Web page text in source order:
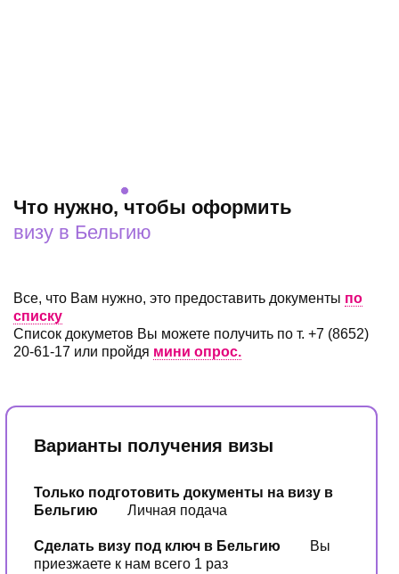
Что нужно, чтобы оформить
визу в Бельгию
Все, что Вам нужно, это предоставить документы по
списку
Список докуметов Вы можете получить по т. +7 (8652)
20-61-17 или пройдя мини опрос.
Варианты получения визы
Только подготовить документы на визу в
Бельгию
Личная подача
Сделать визу под ключ в Бельгию
Вы
приезжаете к нам всего 1 раз